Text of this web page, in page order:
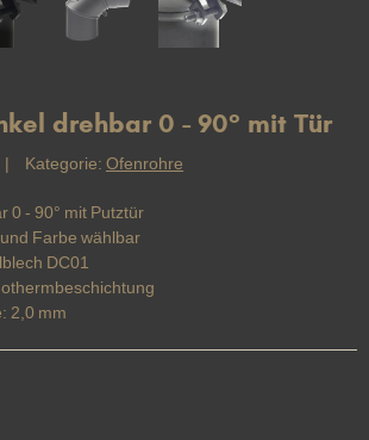
drehbar 0 - 90° mit Tür
Kategorie: Ofenrohre
0 - 90° mit Putztür
Farbe wählbar
DC01
2,0 mm